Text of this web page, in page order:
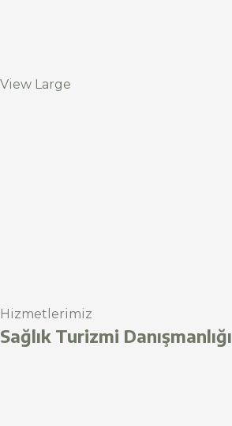
View Large
Hizmetlerimiz
Sağlık Turizmi Danışmanlığı